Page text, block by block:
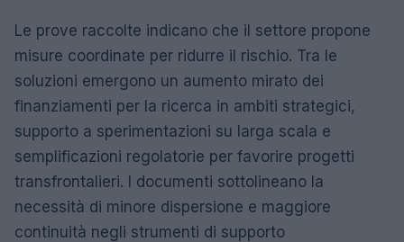
Le prove raccolte indicano che il settore propone
misure coordinate per ridurre il rischio. Tra le
soluzioni emergono un aumento mirato dei
finanziamenti per la ricerca in ambiti strategici,
supporto a sperimentazioni su larga scala e
semplificazioni regolatorie per favorire progetti
transfrontalieri. I documenti sottolineano la
necessità di minore dispersione e maggiore
continuità negli strumenti di supporto